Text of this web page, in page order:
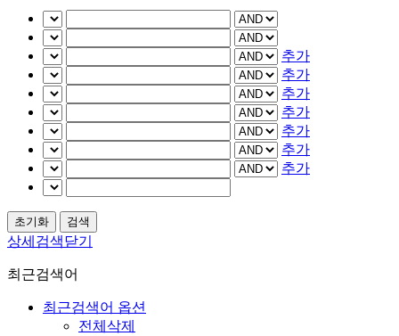
추가
추가
추가
추가
추가
추가
추가
상세검색닫기
최근검색어
최근검색어 옵션
전체삭제